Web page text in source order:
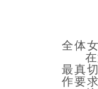
全体
在
最真切
作要求